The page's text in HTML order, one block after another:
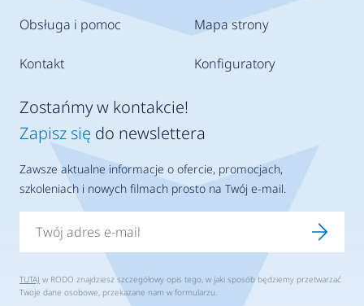
Obsługa i pomoc
Kontakt
Mapa strony
Konfiguratory
Zostańmy w kontakcie!
Zapisz się do newslettera
Zawsze aktualne informacje o ofercie, promocjach,
szkoleniach i nowych filmach prosto na Twój e-mail.
TUTAJ w RODO znajdziesz szczegółowy opis tego, w jaki sposób będziemy przetwarzać
Twoje dane osobowe, przekazane nam w formularzu.